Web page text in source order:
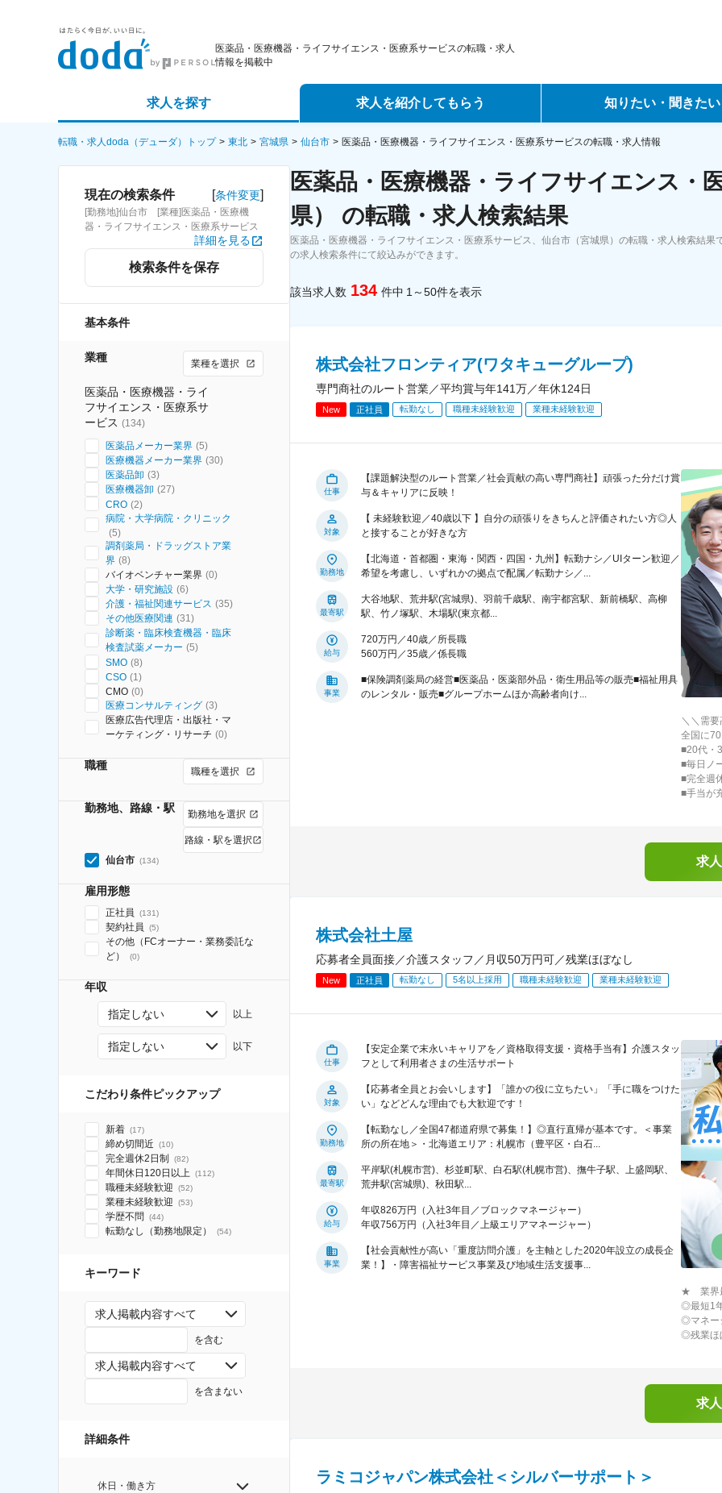
医薬品・医療機器・ライフサイエンス・医療系サービスの転職・求人
情報を掲載中
求人を探す
詳細条件から探す
求人特集から探す
求人を紹介してもらう
エージェントサービス
スカウトサービス
パートナーエージェントサービス
知りたい・聞きたい
転職ノウハウ
データで見る転職
コラム・インタビュー
転職・求人doda（デューダ）トップ 東北 宮城県 仙台市 医薬品・医療機器・ライフサイエンス・医療系サービスの転職・求人情報
現在の検索条件 [条件変更]
[勤務地]仙台市 [業種]医薬品・医療機
器・ライフサイエンス・医療系サービス
詳細を見る
検索条件を保存
基本条件
業種 業種を選択
医薬品・医療機器・ライ
フサイエンス・医療系サ
ービス (134)
医薬品メーカー業界 (5)
医療機器メーカー業界 (30)
医薬品卸 (3)
医療機器卸 (27)
CRO (2)
病院・大学病院・クリニック
(5)
調剤薬局・ドラッグストア業
界 (8)
バイオベンチャー業界 (0)
大学・研究施設 (6)
介護・福祉関連サービス (35)
その他医療関連 (31)
診断薬・臨床検査機器・臨床
検査試薬メーカー (5)
SMO (8)
CSO (1)
CMO (0)
医療コンサルティング (3)
医療広告代理店・出版社・マ
ーケティング・リサーチ (0)
職種 職種を選択
勤務地、路線・駅 勤務地を選択
路線・駅を選択
仙台市 (134)
雇用形態
正社員 (131)
契約社員 (5)
その他（FCオーナー・業務委託な
ど）
(0)
年収
指定しない 以上
指定しない 以下
こだわり条件ピックアップ
新着 (17)
締め切間近 (10)
完全週休2日制 (82)
年間休日120日以上 (112)
職種未経験歓迎 (52)
業種未経験歓迎 (53)
学歴不問 (44)
転勤なし（勤務地限定） (54)
キーワード
求人掲載内容すべて
を含む
求人掲載内容すべて
を含まない
詳細条件
休日・働き方
医薬品・医療機器・ライフサイエンス・
県） の転職・求人検索結果
医薬品・医療機器・ライフサイエンス・医療系サービス、仙台市（宮城県）の転職・求人検索結
の求人検索条件にて絞込みができます。
該当求人数 134 件中 1～50件を表示
株式会社フロンティア(ワタキューグループ)
専門商社のルート営業／平均賞与年141万／年休124日
New 正社員 転勤なし 職種未経験歓迎 業種未経験歓迎
仕事
【課題解決型のルート営業／社会貢献の高い専門商社】頑張った分だけ賞
与＆キャリアに反映！
対象
【 未経験歓迎／40歳以下 】自分の頑張りをきちんと評価されたい方◎人
と接することが好きな方
勤務地
【北海道・首都圏・東海・関西・四国・九州】転勤ナシ／UIターン歓迎／
希望を考慮し、いずれかの拠点で配属／転勤ナシ／...
最寄駅
大谷地駅、荒井駅(宮城県)、羽前千歳駅、南宇都宮駅、新前橋駅、高柳
駅、竹ノ塚駅、木場駅(東京都...
給与
720万円／40歳／所長職
560万円／35歳／係長職
事業
■保険調剤薬局の経営■医薬品・医薬部外品・衛生用品等の販売■福祉用具
のレンタル・販売■グループホームほか高齢者向け...
＼＼需
全国に
■20代・
■毎日ノ
■完全週
■手当が
求
株式会社土屋
応募者全員面接／介護スタッフ／月収50万円可／残業ほぼなし
New 正社員 転勤なし 5名以上採用 職種未経験歓迎 業種未経験歓迎
仕事
【安定企業で末永いキャリアを／資格取得支援・資格手当有】介護スタッ
フとして利用者さまの生活サポート
対象
【応募者全員とお会いします】「誰かの役に立ちたい」「手に職をつけた
い」などどんな理由でも大歓迎です！
勤務地
【転勤なし／全国47都道府県で募集！】◎直行直帰が基本です。＜事業
所の所在地＞・北海道エリア：札幌市（豊平区・白石...
最寄駅
平岸駅(札幌市営)、杉並町駅、白石駅(札幌市営)、撫牛子駅、上盛岡駅、
荒井駅(宮城県)、秋田駅...
給与
年収826万円（入社3年目／ブロックマネージャー）
年収756万円（入社3年目／上級エリアマネージャー）
事業
【社会貢献性が高い「重度訪問介護」を主軸とした2020年設立の成長企
業！】・障害福祉サービス事業及び地域生活支援事...
★ 業界
◎最短1
◎マネー
◎残業ほ
求
ラミコジャパン株式会社＜シルバーサポート＞